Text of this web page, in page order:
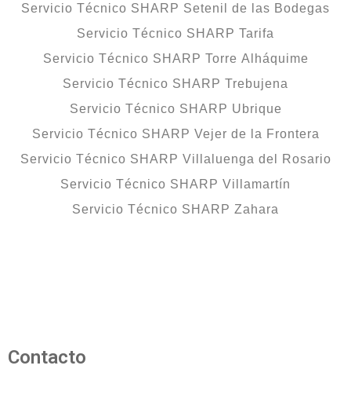
Servicio Técnico SHARP Setenil de las Bodegas
Servicio Técnico SHARP Tarifa
Servicio Técnico SHARP Torre Alháquime
Servicio Técnico SHARP Trebujena
Servicio Técnico SHARP Ubrique
Servicio Técnico SHARP Vejer de la Frontera
Servicio Técnico SHARP Villaluenga del Rosario
Servicio Técnico SHARP Villamartín
Servicio Técnico SHARP Zahara
Contacto